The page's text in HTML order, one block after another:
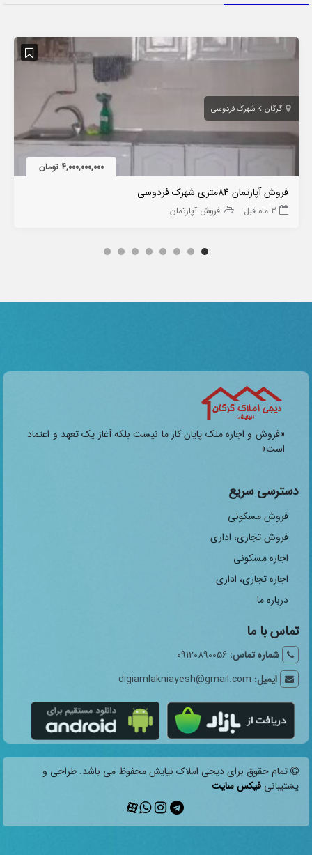
گرگان شهرک فردوسی
4,000,000,000 تومان
فروش آپارتمان 84متری شهرک فردوسی
3 ماه قبل فروش آپارتمان
«فروش و اجاره ملک پایان کار ما نیست بلکه آغاز یک تعهد و اعتماد
است»
دسترسی سریع
فروش مسکونی
فروش تجاری، اداری
اجاره مسکونی
اجاره تجاری، اداری
درباره ما
تماس با ما
شماره تماس: 09120890056
ایمیل: digiamlakniayesh@gmail.com
تمام حقوق برای دیجی املاک نیایش محفوظ می باشد. طراحی و
پشتیبانی فیکس سایت